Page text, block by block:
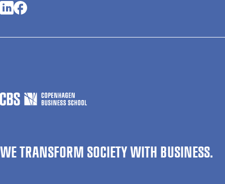
Opens in a new tab
Opens in a new tab
WE TRANSFORM SOCIETY WITH BUSINESS.